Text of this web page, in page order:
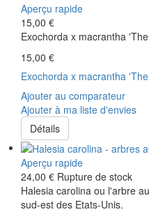
Aperçu rapide
15,00 €
Exochorda x macrantha
15,00 €
Exochorda x macrantha
Ajouter au comparateur
Ajouter à ma liste d'envies
Détails
Aperçu rapide
24,00 € Rupture de stock
Halesia carolina ou l'arbre
sud-est des Etats-Unis.